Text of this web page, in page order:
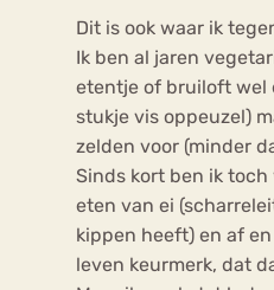
Dit is ook waar ik
Ik ben al jaren
etentje of bruiloft wel
stukje vis oppeuzel)
zelden voor (minder
Sinds kort ben ik
eten van ei
kippen heeft) en af
leven keurmerk, dat